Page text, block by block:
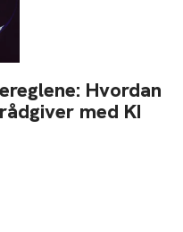
Hvordan
med KI